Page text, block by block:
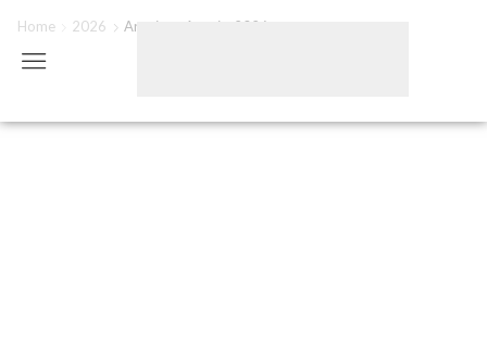
Home 2026 Arquivos Anuais: 2026